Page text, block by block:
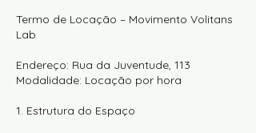
Termo de Locação – Movimento Volitans
Lab
Endereço: Rua da Juventude, 113
Modalidade: Locação por hora
1. Estrutura do Espaço